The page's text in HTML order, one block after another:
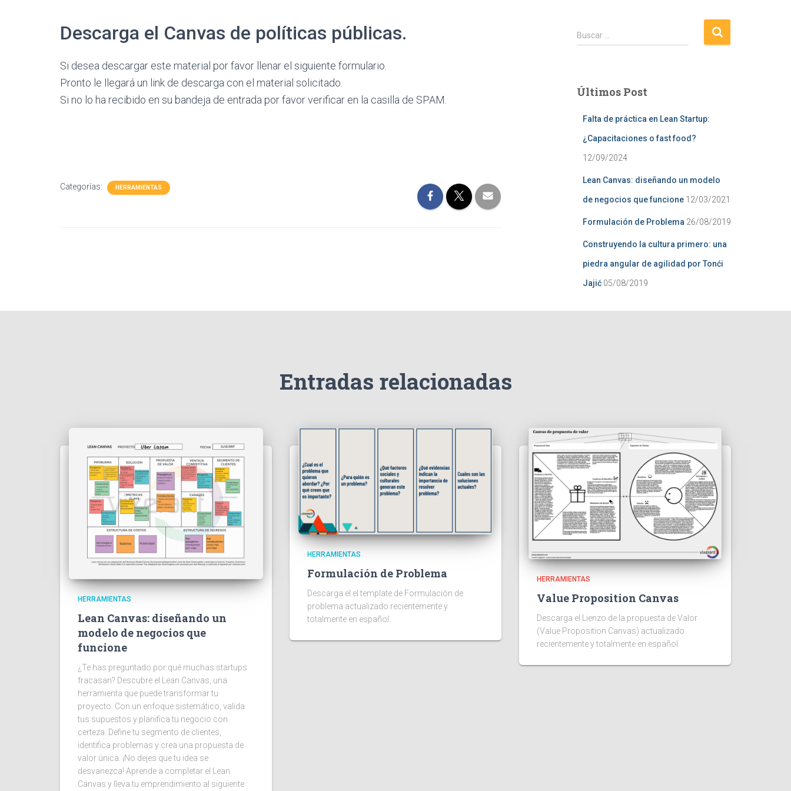
Descarga el Canvas de políticas públicas.
Si desea descargar este material por favor llenar el siguiente formulario.
Pronto le llegará un link de descarga con el material solicitado.
Si no lo ha recibido en su bandeja de entrada por favor verificar en la casilla de SPAM.
Categorías: HERRAMIENTAS
B
u
r
Buscar …
Últimos Post
Falta de práctica en Lean Startup:
¿Capacitaciones o fast food?
12/09/2024
Lean Canvas: diseñando un modelo
de negocios que funcione 12/03/2021
Formulación de Problema 26/08/2019
Construyendo la cultura primero: una
piedra angular de agilidad por Tonći
Jajić 05/08/2019
Entradas relacionadas
HERRAMIENTAS
Lean Canvas: diseñando un
modelo de negocios que
funcione
¿Te has preguntado por qué muchas startups
fracasan? Descubre el Lean Canvas, una
herramienta que puede transformar tu
proyecto. Con un enfoque sistemático, valida
tus supuestos y planifica tu negocio con
certeza. Define tu segmento de clientes,
identifica problemas y crea una propuesta de
valor única. ¡No dejes que tu idea se
desvanezca! Aprende a completar el Lean
Canvas y lleva tu emprendimiento al siguiente
HERRAMIENTAS
Formulación de Problema
Descarga el el template de Formulación de
problema actualizado recientemente y
totalmente en español.
HERRAMIENTAS
Value Proposition Canvas
Descarga el Lienzo de la propuesta de Valor
(Value Proposition Canvas) actualizado
recientemente y totalmente en español.